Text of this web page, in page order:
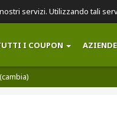
servizi. Utilizzando tali
I COUPON AZIENDE